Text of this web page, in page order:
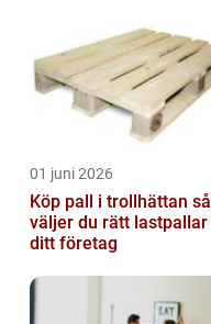
01 juni 2026
Köp pall i trollhättan så
väljer du rätt
ditt företag